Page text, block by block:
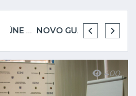
ANGN REÚNE PELA PRIMEIRA VEZ COM A CÂMARA MUNICIPAL DE SINTRA NOVO GUARDA-NOTURNO REFORÇA SEGURANÇA NOTURNA NO PORTO
400